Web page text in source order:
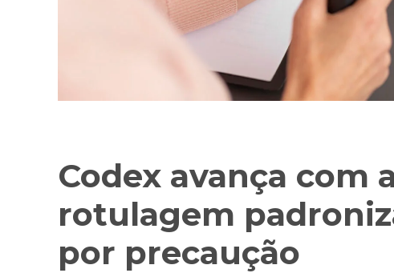
Codex avança com
rotulagem
por precaução